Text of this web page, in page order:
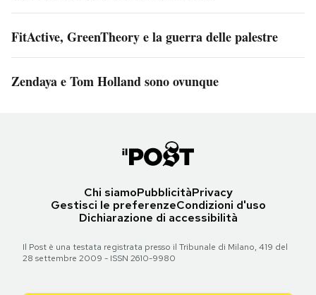
FitActive, GreenTheory e la guerra delle palestre
Zendaya e Tom Holland sono ovunque
Chi siamoPubblicitàPrivacy
Gestisci le preferenzeCondizioni d'uso
Dichiarazione di accessibilità
Il Post è una testata registrata presso il Tribunale di Milano, 419 del
28 settembre 2009 - ISSN 2610-9980